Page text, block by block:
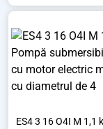
ES4 3 16 O4I M 1,1